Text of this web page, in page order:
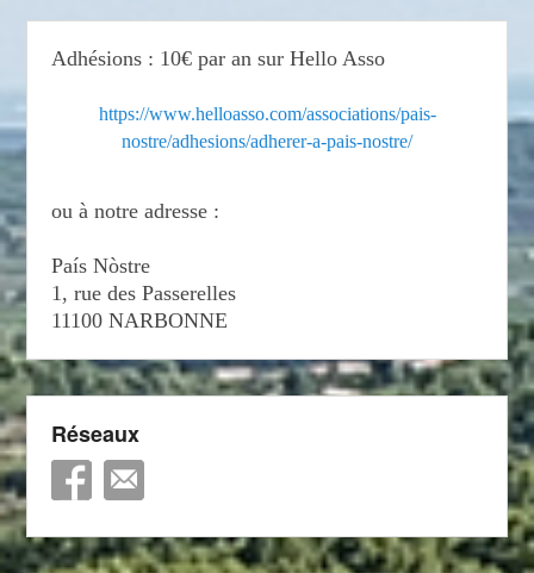
Adhésions : 10€ par an sur Hello Asso
https://www.helloasso.com/associations/pais-
nostre/adhesions/adherer-a-pais-nostre/
ou à notre adresse :
País Nòstre
1, rue des Passerelles
11100 NARBONNE
Réseaux